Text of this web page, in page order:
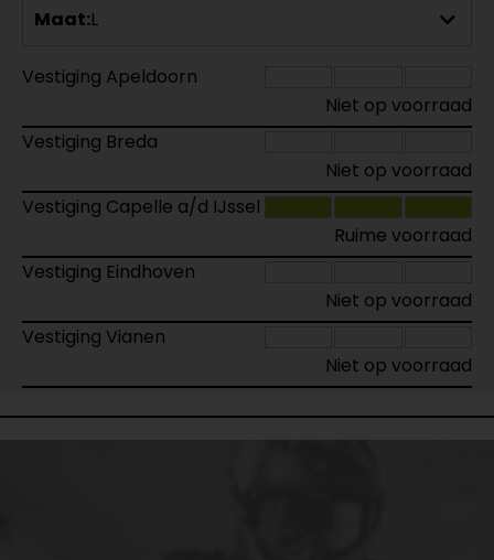
Maat:L
Vestiging Apeldoorn
Niet op voorraad
Vestiging Breda
Niet op voorraad
Vestiging Capelle a/d IJssel
Ruime voorraad
Vestiging Eindhoven
Niet op voorraad
Vestiging Vianen
Niet op voorraad